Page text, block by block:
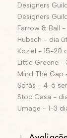
Designers
Designers
Farrow & Ball -
Hubsch - dia
Koziel - 15-20
Little Greene -
Mind The Gap
Sofás - 4-6
Stoc Casa -
Umage - 1-3